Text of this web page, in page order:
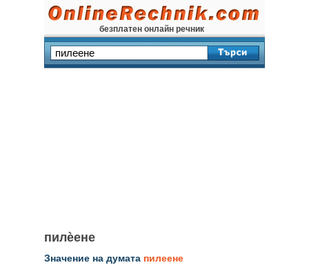
безплатен онлайн речник
пилѐене
Значение на думата пилеене